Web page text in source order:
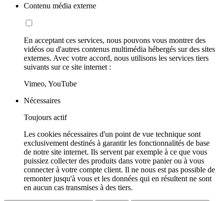
Contenu média externe
En acceptant ces services, nous pouvons vous montrer des
vidéos ou d'autres contenus multimédia hébergés sur des sites
externes. Avec votre accord, nous utilisons les services tiers
suivants sur ce site internet :
Vimeo, YouTube
Nécessaires
Toujours actif
Les cookies nécessaires d'un point de vue technique sont
exclusivement destinés à garantir les fonctionnalités de base
de notre site internet. Ils servent par exemple à ce que vous
puissiez collecter des produits dans votre panier ou à vous
connecter à votre compte client. Il ne nous est pas possible de
remonter jusqu'à vous et les données qui en résultent ne sont
en aucun cas transmises à des tiers.